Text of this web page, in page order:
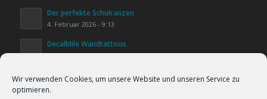
Wir verwenden Cookies, um unsere Website und unseren Service zu
optimieren.
Der perfekte Schulranzen
4. Februar 2026 - 9:13
DecalMile Wandtattoos
20. Januar 2026 - 16:25
Kinderzimmer gestalten
20. Januar 2026 - 15:44